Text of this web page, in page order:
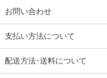
お問い合わせ
支払い方法について
配送方法･送料について